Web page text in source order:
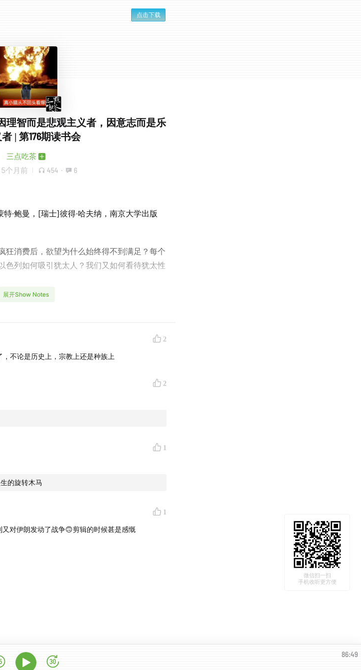
点击下载
理智而是悲观主义者，因意志而是乐
| 第176期读书会
三点吃茶
5个月前 454 · 6
·鲍曼，[瑞士]彼得·哈夫纳，南京大学出版
狂消费后，欲望为什么始终得不到满足？每个
色列如何吸引犹太人？我们又如何看待犹太性
题，从爱与亲密关系、身份、工作与休闲、家
宗教、政治等角度展开。他活了太久（92
生。
悲观主义者，但人的意志总是带来希望。“即
种我的苹果树。”
展开Show Notes
2
不论是历史上，宗教上还是种族上
2
1
的旋转木马
1
对伊朗发动了战争🙃剪辑的时候甚是感慨
微信扫一扫
手机收听更方便
86:49